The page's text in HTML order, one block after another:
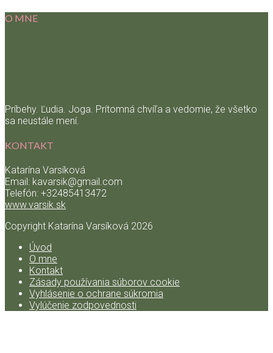
O MNE
Príbehy. Ľudia. Joga. Prítomná chvíľa a vedomie, že všetko
sa neustále mení.
KONTAKT
Katarína Varsíková
Email: kavarsik@gmail.com
Telefón: +32485413472
www.varsik.sk
Copyright Katarína Varsíková 2026
Úvod
O mne
Kontakt
Zásady používania súborov cookie
Vyhlásenie o ochrane súkromia
Vylúčenie zodpovednosti